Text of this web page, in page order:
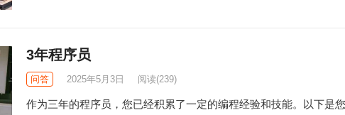
3年程序员
问答 2025年5月3日 阅读(239)
作为三年的程序员，您已经积累了一定的编程经验和技能。以下是